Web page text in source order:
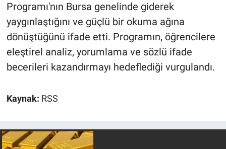
Programı'nın Bursa genelinde giderek
yaygınlaştığını ve güçlü bir okuma ağına
dönüştüğünü ifade etti. Programın, öğrencilere
eleştirel analiz, yorumlama ve sözlü ifade
becerileri kazandırmayı hedeflediği vurgulandı.
Kaynak: RSS